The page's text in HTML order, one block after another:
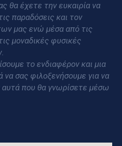
θα έχετε την ευκαιρία να
παραδόσεις και τον
μας ενώ μέσα από τις
μοναδικές φυσικές
το ενδιαφέρον και μια
σας φιλοξενήσουμε για να
αυτά που θα γνωρίσετε μέσω